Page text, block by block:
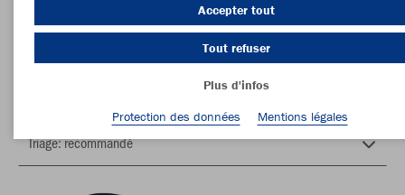
Taille
Accepter tout
Tout refuser
Plus d'infos
Protection des données
Mentions légales